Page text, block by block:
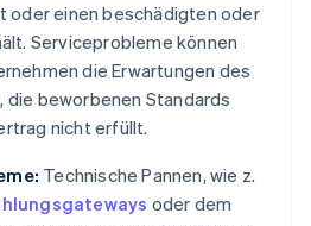
oder einen beschädigten oder
Serviceprobleme können
die Erwartungen des
die beworbenen Standards
nicht erfüllt.
Technische Pannen, wie z.
oder dem